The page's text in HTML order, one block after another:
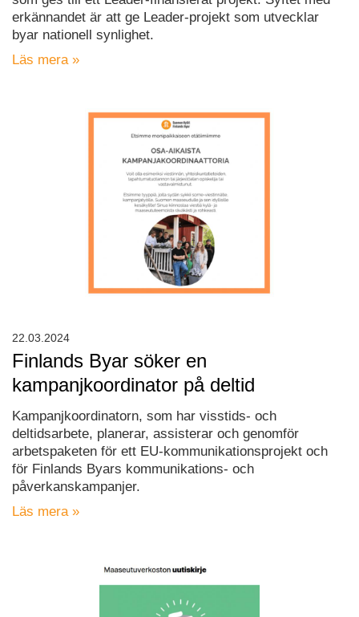
erkännandet är att ge Leader-projekt som utvecklar
byar nationell synlighet.
Läs mera »
Finlands Byar söker en
kampanjkoordinator på deltid
Kampanjkoordinatorn, som har visstids- och
deltidsarbete, planerar, assisterar och genomför
arbetspaketen för ett EU-kommunikationsprojekt och
för Finlands Byars kommunikations- och
påverkanskampanjer.
Läs mera »
22.03.2024